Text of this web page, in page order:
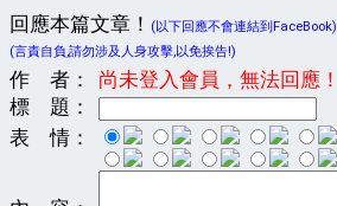
回應本篇文章！
(以下回應不會連結到FaceBook)
(言責自負,請勿涉及人身攻擊,以免挨告!)
作 者：
尚未登入會員，無法回應！
標 題：
表 情：